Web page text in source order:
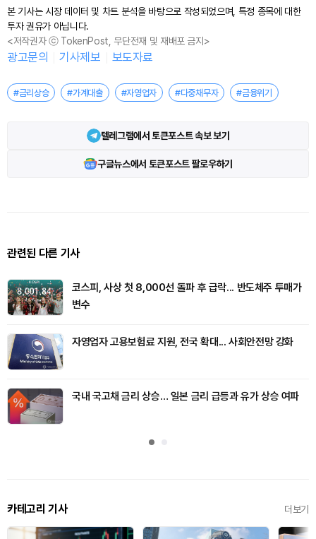
본 기사는 시장 데이터 및 차트 분석을 바탕으로 작성되었으며, 특정 종목에 대한
투자 권유가 아닙니다.
<저작권자 ⓒ TokenPost, 무단전재 및 재배포 금지>
광고문의 기사제보 보도자료
#금리상승 #가계대출 #자영업자 #다중채무자 #금융위기
텔레그램에서 토큰포스트 속보 보기
구글뉴스에서 토큰포스트 팔로우하기
관련된 다른 기사
코스피, 사상 첫 8,000선 돌파 후 급락... 반도체주 투매가
변수
자영업자 고용보험료 지원, 전국 확대... 사회안전망 강화
국내 국고채 금리 상승… 일본 금리 급등과 유가 상승 여파
카테고리 기사 더보기